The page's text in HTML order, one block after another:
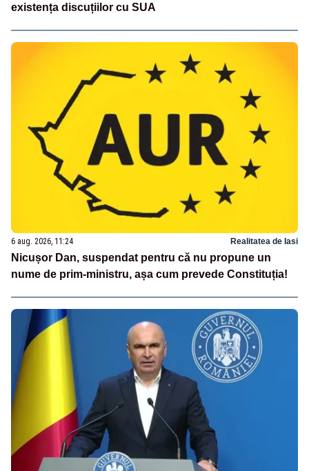
existența discuțiilor cu SUA
6 aug. 2026, 11:24 Realitatea de Iasi
Nicușor Dan, suspendat pentru că nu propune un
nume de prim-ministru, așa cum prevede Constituția!